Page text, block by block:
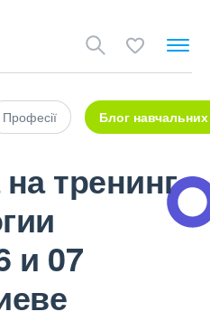
Професії Блог навчальних
тренинг
и 07